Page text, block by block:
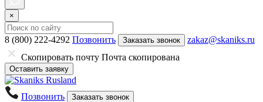
×
8 (800) 222-4292 Позвонить Заказать звонок
zakaz@skaniks.ru
Скопировать почту Почта скопирована
Оставить заявку
Позвонить Заказать звонок